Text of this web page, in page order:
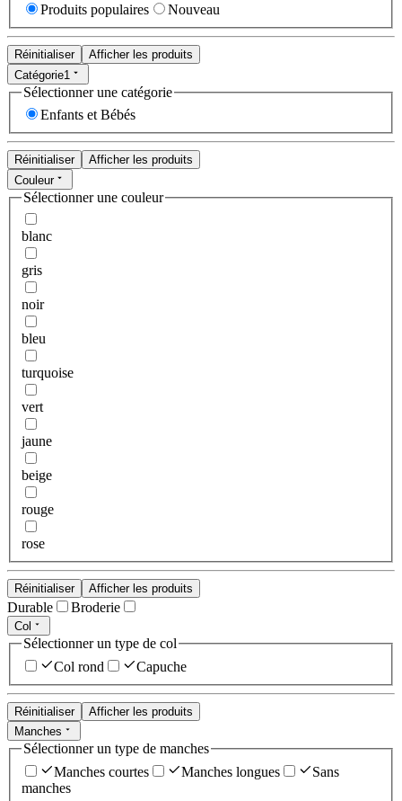
Produits populaires Nouveau
Réinitialiser
Afficher les produits
Catégorie1
Sélectionner une catégorie
Enfants et Bébés
Réinitialiser
Afficher les produits
Couleur
Sélectionner une couleur
blanc
gris
noir
bleu
turquoise
vert
jaune
beige
rouge
rose
Réinitialiser Afficher les produits
Durable Broderie
Col
Sélectionner un type de col
Col rond
Capuche
Réinitialiser
Afficher les produits
Manches
Sélectionner un type de manches
Manches courtes
Manches longues
Sans
manches